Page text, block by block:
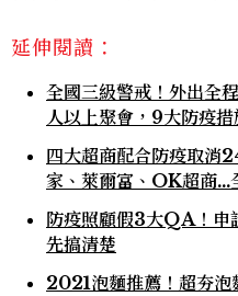
延伸閱讀：
全國三級警戒！外出全
人以上聚會，9大防疫
四大超商配合防疫取消
家、萊爾富、OK超商…
防疫照顧假3大QA！申
先搞清楚
2021泡麵推薦！超夯